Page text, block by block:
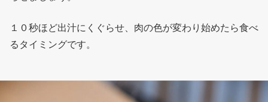
１０秒ほど出汁にくぐらせ、肉の色が変わり始めたら食べ
るタイミングです。